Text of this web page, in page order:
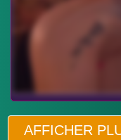
AFFICHER